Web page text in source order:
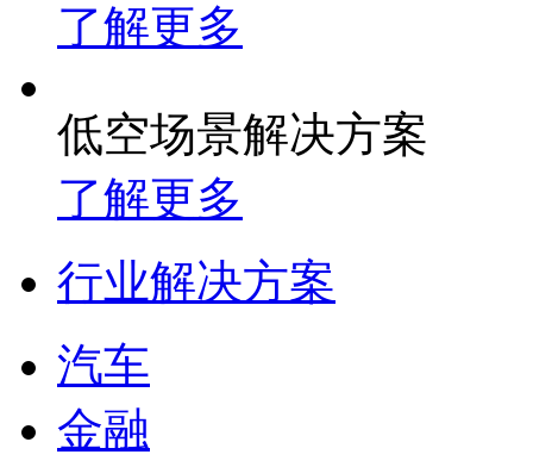
了解更多
低空场景解决方案
了解更多
行业解决方案
汽车
金融